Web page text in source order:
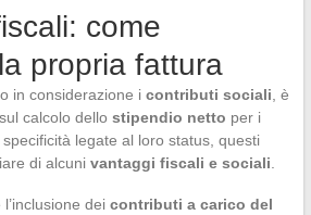
come
propria fattura
in considerazione i contributi sociali , è
calcolo dello stipendio netto per i
legate al loro status, questi
di alcuni vantaggi fiscali e sociali
dei contributi a carico del